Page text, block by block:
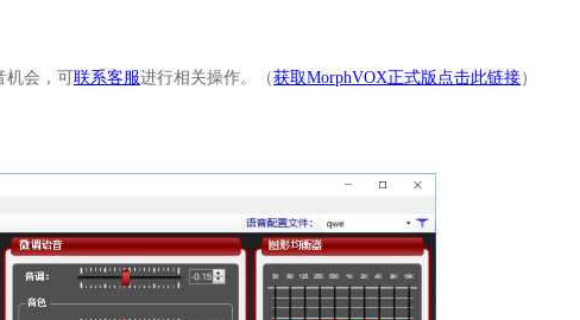
机会，可联系客服进行相关操作。（获取MorphVOX正式版点击此链接）